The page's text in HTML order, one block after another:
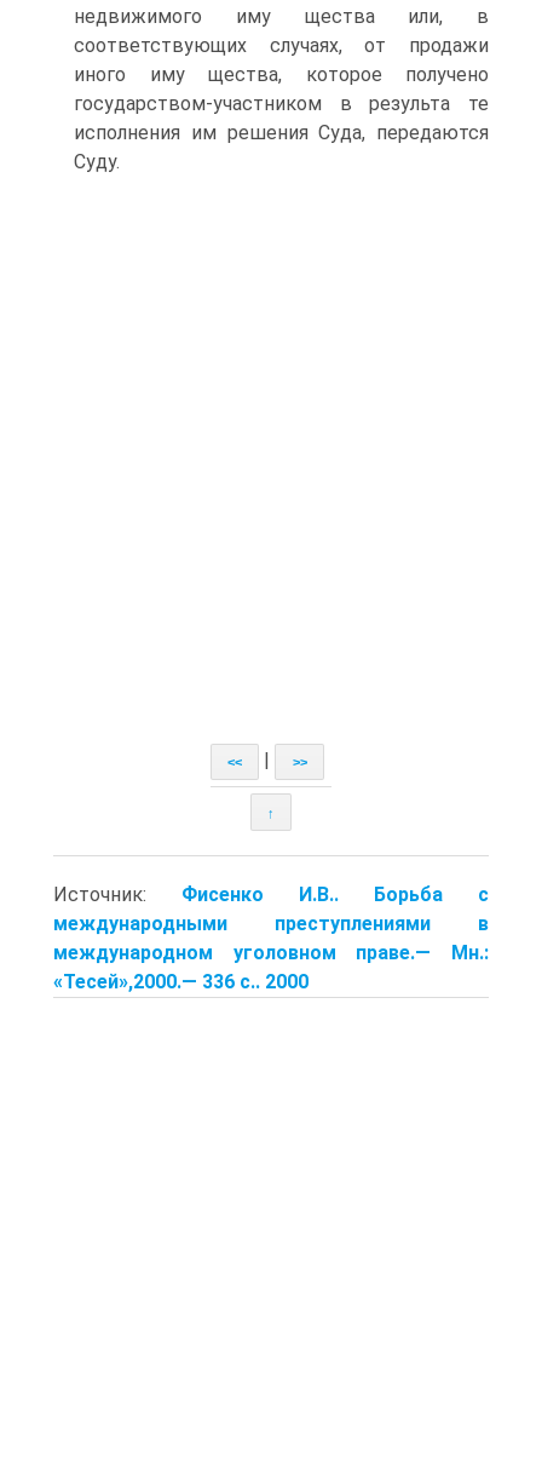
недвижимого иму щества или, в
соответствующих случаях, от продажи
иного иму щества, которое получено
государством-участником в результа те
исполнения им решения Суда, передаются
Суду.
<< >>
↑
Источник: Фисенко И.В.. Борьба с
международными преступлениями в
международном уголовном праве.— Мн.:
«Тесей»,2000.— 336 с.. 2000